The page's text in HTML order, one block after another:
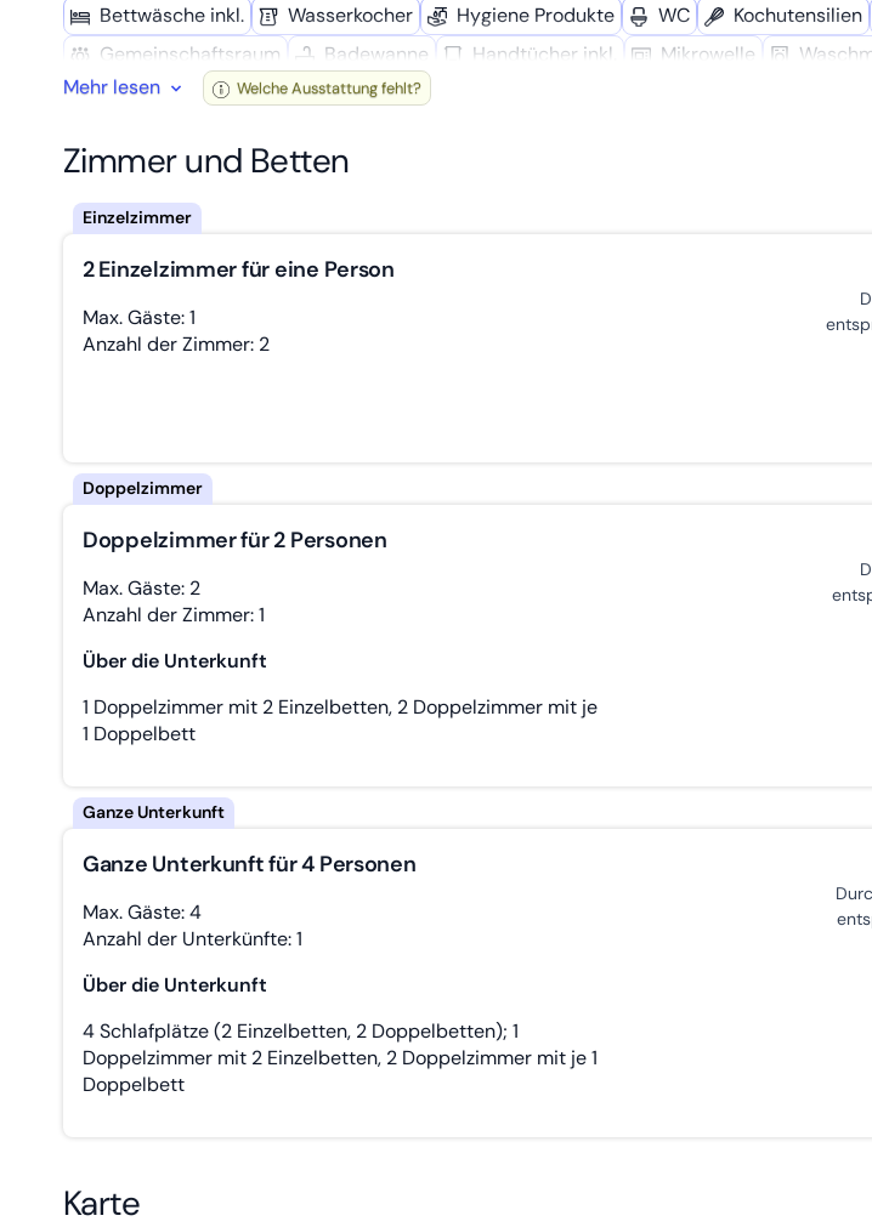
Bettwäsche inkl.
Wasserkocher Hygiene Produkte WC Kochutensilien
Gemeinschafts­raum
Badewanne Handtücher inkl. Mikro­welle
W-LAN
Kaffee­maschine Gemeinschafts­bad
Mehr lesen Welche Ausstattung fehlt?
Zimmer und Betten
2 Einzelzimmer für eine Person
Max. Gäste: 1
Anzahl der Zimmer: 2
Doppelzimmer für 2 Personen
Max. Gäste: 2
Anzahl der Zimmer: 1
Über die Unterkunft
1 Doppelzimmer mit 2 Einzelbetten, 2 Doppelzimmer mit je
1 Doppelbett
Ganze Unterkunft für 4 Personen
Max. Gäste: 4
Anzahl der Unterkünfte: 1
Über die Unterkunft
4 Schlafplätze (2 Einzelbetten, 2 Doppelbetten); 1
Doppelzimmer mit 2 Einzelbetten, 2 Doppelzimmer mit je 1
Doppelbett
Karte